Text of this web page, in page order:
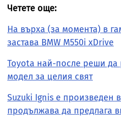
Четете още:
На върха (за момента) в
застава BMW M550i xDrive
Toyota най-после реши да
модел за целия свят
Suzuki Ignis е произведен
продължава да предлага